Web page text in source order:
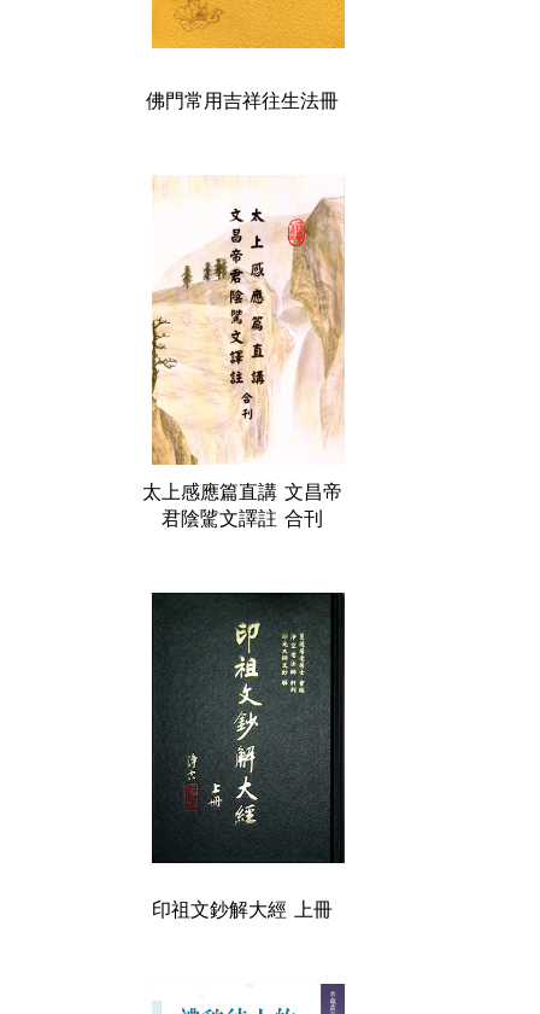
佛門常用吉祥往生法冊
太上感應篇直講 文昌帝
君陰騭文譯註 合刊
印祖文鈔解大經 上冊